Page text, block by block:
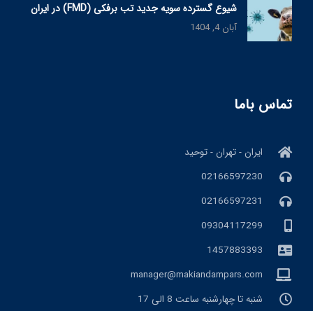
شیوع گسترده سویه جدید تب برفکی (FMD) در ایران
آبان 4, 1404
تماس باما
ایران - تهران - توحید
02166597230
02166597231
09304117299
1457883393
manager@makiandampars.com
شنبه تا چهارشنبه ساعت 8 الی 17